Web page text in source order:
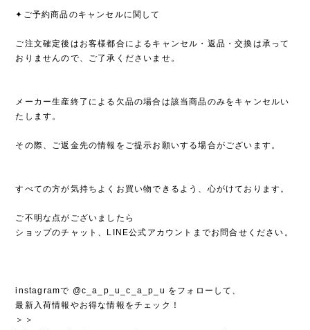
✦ご予約商品のキャンセルに関して
ご注文確定後はお客様都合によるキャンセル・返品・交換は承って
おりませんので、ご了承くださいませ。
メーカー生産終了による欠品の場合は該当商品のみをキャンセルい
たします。
その際、ご返金先の情報をご提示お願いする場合がございます。
すべての方が気持ちよくお買い物できるよう、心がけております。
ご不明な点がございましたら
ショップのチャット、LINE公式アカウントまでお問合せください。
instagramで @c_a_p_u_c_a_p_u をフォローして、
最新入荷情報やお得な情報をチェック！
＞＞